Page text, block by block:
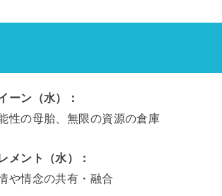
ーン（水）：
性の母胎、無限の資源の倉庫
メント（水）：
や情念の共有・融合